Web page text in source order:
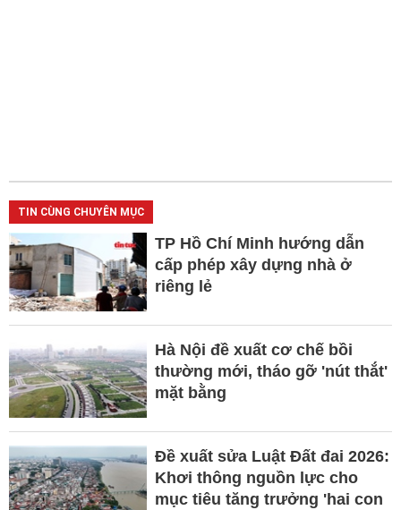
TIN CÙNG CHUYÊN MỤC
TP Hồ Chí Minh hướng dẫn
cấp phép xây dựng nhà ở
riêng lẻ
Hà Nội đề xuất cơ chế bồi
thường mới, tháo gỡ 'nút thắt'
mặt bằng
Đề xuất sửa Luật Đất đai 2026:
Khơi thông nguồn lực cho
mục tiêu tăng trưởng 'hai con